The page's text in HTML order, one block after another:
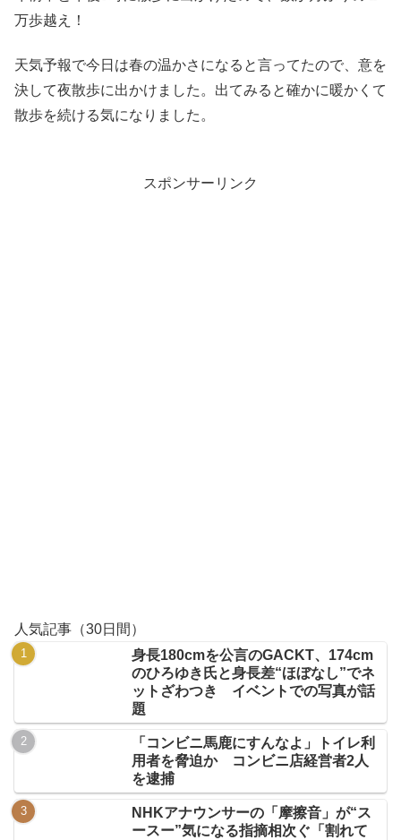
万歩越え！
天気予報で今日は春の温かさになると言ってたので、意を
決して夜散歩に出かけました。出てみると確かに暖かくて
散歩を続ける気になりました。
スポンサーリンク
人気記事（30日間）
身長180cmを公言のGACKT、174cm
のひろゆき氏と身長差“ほぼなし”でネ
ットざわつき イベントでの写真が話
題
「コンビニ馬鹿にすんなよ」トイレ利
用者を脅迫か コンビニ店経営者2人
を逮捕
NHKアナウンサーの「摩擦音」が“ス
ースー”気になる指摘相次ぐ「割れて